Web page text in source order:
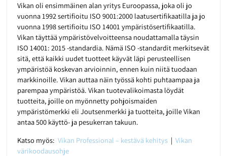
Vikan oli ensimmäinen alan yritys Euroopassa, joka oli jo
vuonna 1992 sertifioitu ISO 9001:2000 laatusertifikaatilla ja jo
vuonna 1998 sertifioitu ISO 14001 ympäristösertifikaatilla.
Vikan täyttää ympäristövelvoitteensa noudattamalla täysin
ISO 14001: 2015 -standardia. Nämä ISO -standardit merkitsevät
sitä, että kaikki uudet tuotteet käyvät läpi perusteellisen
ympäristöä koskevan arvioinnin, ennen kuin niitä tuodaan
markkinoille. Vikan auttaa näin työssä kohti puhtaampaa ja
parempaa ympäristöä. Vikan tuotevalikoimasta löydät
tuotteita, joille on myönnetty pohjoismaiden
ympäristömerkki eli Joutsenmerkki ja tuotteita, joille Vikan
antaa 500 käyttö- ja pesukerran takuun.
Katso myös:Vikan Professional – kestävä kehitys | Vikan
värikoodausohje